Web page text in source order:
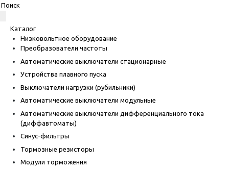
Каталог
Низковольтное оборудование
Преобразователи частоты
Автоматические выключатели стационарные
Устройства плавного пуска
Выключатели нагрузки (рубильники)
Автоматические выключатели модульные
Автоматические выключатели дифференциального тока
(диффавтоматы)
Синус-фильтры
Тормозные резисторы
Модули торможения